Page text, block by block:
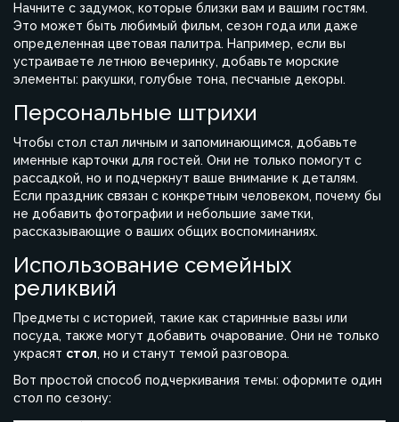
Начните с задумок, которые близки вам и вашим гостям.
Это может быть любимый фильм, сезон года или даже
определенная цветовая палитра. Например, если вы
устраиваете летнюю вечеринку, добавьте морские
элементы: ракушки, голубые тона, песчаные декоры.
Персональные штрихи
Чтобы стол стал личным и запоминающимся, добавьте
именные карточки для гостей. Они не только помогут с
рассадкой, но и подчеркнут ваше внимание к деталям.
Если праздник связан с конкретным человеком, почему бы
не добавить фотографии и небольшие заметки,
рассказывающие о ваших общих воспоминаниях.
Использование семейных
реликвий
Предметы с историей, такие как старинные вазы или
посуда, также могут добавить очарование. Они не только
украсят стол, но и станут темой разговора.
Вот простой способ подчеркивания темы: оформите один
стол по сезону: